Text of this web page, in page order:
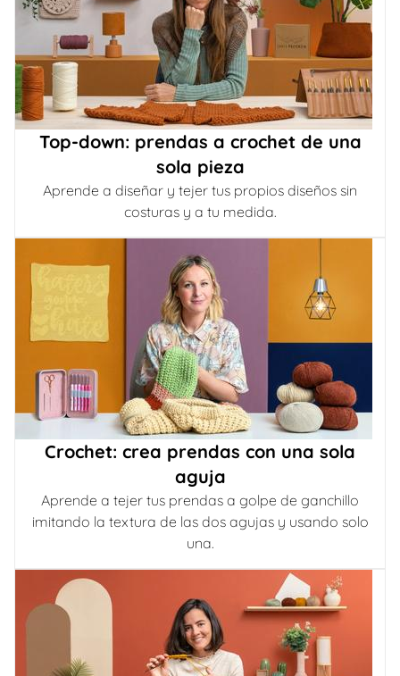
Top-down: prendas a crochet de una
sola pieza
Aprende a diseñar y tejer tus propios diseños sin
costuras y a tu medida.
Crochet: crea prendas con una sola
aguja
Aprende a tejer tus prendas a golpe de ganchillo
imitando la textura de las dos agujas y usando solo
una.